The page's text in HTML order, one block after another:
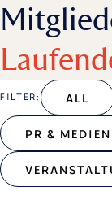
FILTER: ALL
PR & MEDIEN